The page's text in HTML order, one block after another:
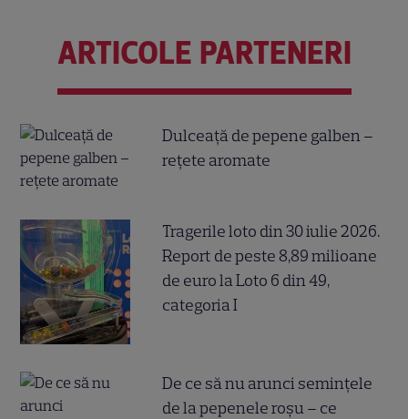
ARTICOLE PARTENERI
Dulceață de pepene galben –
rețete aromate
Tragerile loto din 30 iulie 2026.
Report de peste 8,89 milioane
de euro la Loto 6 din 49,
categoria I
De ce să nu arunci semințele
de la pepenele roșu – ce